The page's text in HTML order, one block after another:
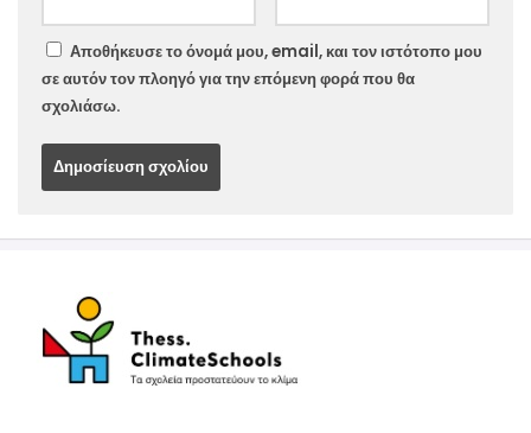
Αποθήκευσε το όνομά μου, email, και τον ιστότοπο μου
σε αυτόν τον πλοηγό για την επόμενη φορά που θα
σχολιάσω.